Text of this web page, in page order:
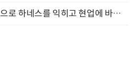
단 하루, 이론과 실습으로 하네스를 익히고 현업에 바로 쓰는 핸즈온 워크숍 (8/20)